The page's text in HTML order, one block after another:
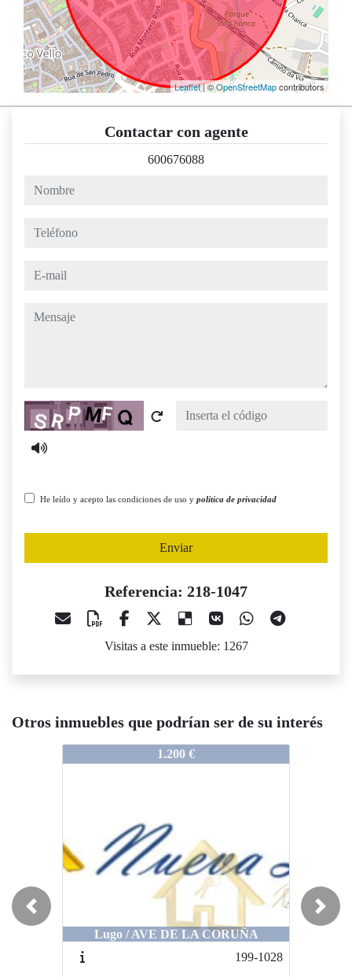
Leaflet| ©OpenStreetMapcontributors
Contactar con agente
600676088
nombre
teléfono
e-mail
mensaje
Captcha
He leído y acepto las condiciones de uso y política de privacidad
Enviar
Referencia: 218-1047
Visitas a este inmueble: 1267
Otros inmuebles que podrían ser de su interés
1.200 €
Lugo / AVE DE LA CORUÑA
199-1028
218-1047
Lugo / CONTURIZ
Previous Next